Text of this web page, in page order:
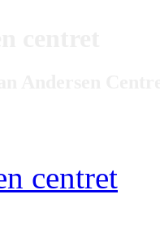
centret